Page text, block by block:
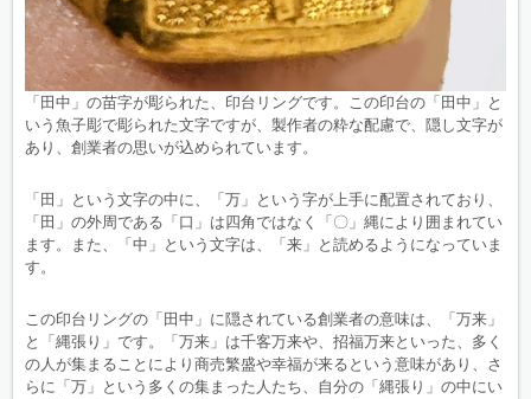
「田中」の苗字が彫られた、印台リングです。この印台の「田中」と
いう魚子彫で彫られた文字ですが、製作者の粋な配慮で、隠し文字が
あり、創業者の思いが込められています。
「田」という文字の中に、「万」という字が上手に配置されており、
「田」の外周である「口」は四角ではなく「〇」縄により囲まれてい
ます。また、「中」という文字は、「来」と読めるようになっていま
す。
この印台リングの「田中」に隠されている創業者の意味は、「万来」
と「縄張り」です。「万来」は千客万来や、招福万来といった、多く
の人が集まることにより商売繁盛や幸福が来るという意味があり、さ
らに「万」という多くの集まった人たち、自分の「縄張り」の中にい